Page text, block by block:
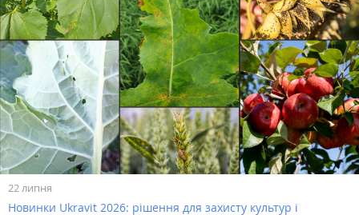
22 липня
Новинки Ukravit 2026: рішення для захисту культур і